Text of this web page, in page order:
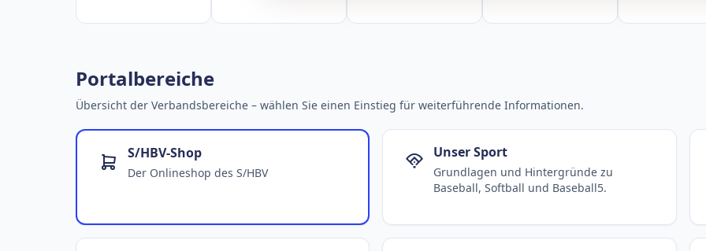
Portalbereiche
Übersicht der Verbandsbereiche – wählen Sie einen Einstieg für weiterführende Informationen.
S/HBV-Shop
Der Onlineshop des S/HBV
Unser Sport
Grundlagen und Hintergründe zu
Baseball, Softball und Baseball5.